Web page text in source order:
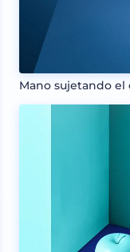
Mano sujetando